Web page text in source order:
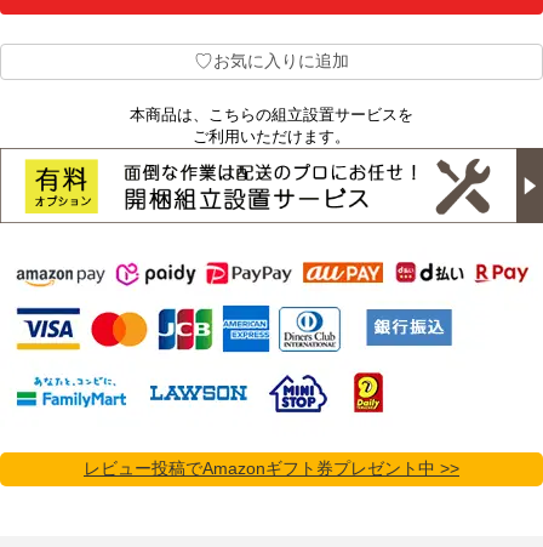
♡お気に入りに追加
本商品は、こちらの組立設置サービスを
ご利用いただけます。
レビュー投稿でAmazonギフト券プレゼント中 >>